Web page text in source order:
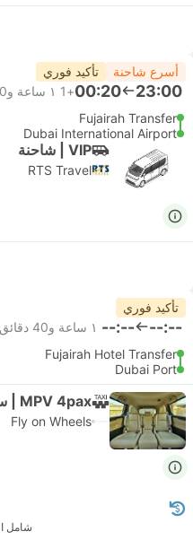
أسرع شاحنة تأكيد فوري
23:00
00:20
+1
١ ساعة و‫20 دقائق
Fujairah Transfer
Dubai International Airport
VIP | شاحنة
RTS Travel
تأكيد فوري
--:--
--:-- ١ ساعة و‫40 دقائق
Fujairah Hotel Transfer
Dubai Port
MPV 4pax | سيارات الأجرة
Fly on Wheels
شامل